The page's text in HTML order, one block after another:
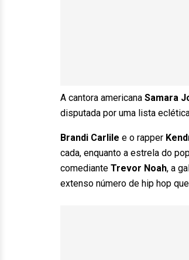
A cantora americana Samara
disputada por uma lista
Brandi Carlile e o rapper
cada, enquanto a estrela do
comediante Trevor Noah, a
extenso número de hip hop